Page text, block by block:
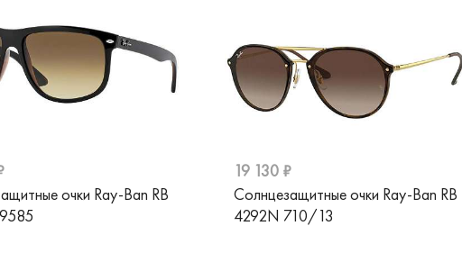
очки Ray-Ban RB
19 130 ₽
Солнцезащитные очки Ray-Ban RB
4292N 710/13